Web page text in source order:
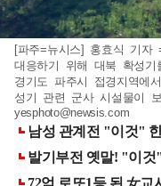
[파주=뉴시스] 홍효식 기
대응하기 위해 대북 확성
경기도 파주시 접경지역에
성기 관련 군사 시설물이
yesphoto@newsis.com